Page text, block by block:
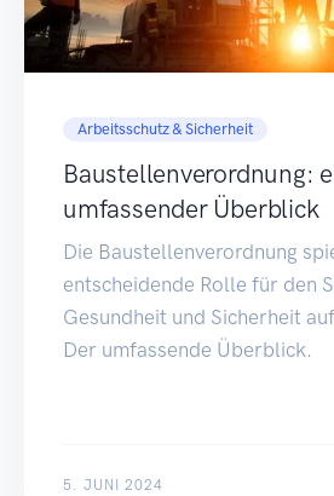
Arbeitsschutz & Sicherheit
Baustellenverordnung:
umfassender Überblick
Die Baustellenverordnung
entscheidende Rolle für den
Gesundheit und Sicherheit
Der umfassende Überblick.
5. JUNI 2024